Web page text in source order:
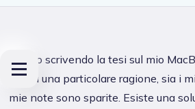
"Stavo scrivendo la tesi sul mio
senza una particolare ragione, sia i
mie note sono sparite. Esiste una